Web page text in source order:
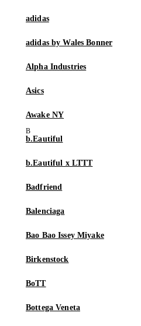
adidas
adidas by Wales Bonner
Alpha Industries
Asics
Awake NY
b.Eautiful
b.Eautiful x LTTT
Badfriend
Balenciaga
Bao Bao Issey Miyake
Birkenstock
BoTT
Bottega Veneta